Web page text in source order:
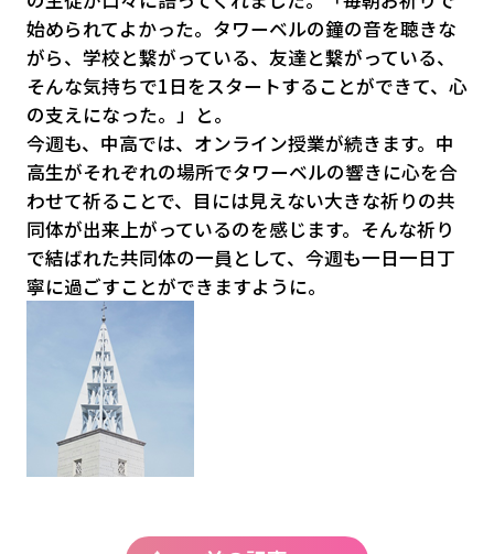
始められてよかった。タワーベルの鐘の音を聴きな
がら、学校と繋がっている、友達と繋がっている、
そんな気持ちで1日をスタートすることができて、心
の支えになった。」と。
今週も、中高では、オンライン授業が続きます。中
高生がそれぞれの場所でタワーベルの響きに心を合
わせて祈ることで、目には見えない大きな祈りの共
同体が出来上がっているのを感じます。そんな祈り
で結ばれた共同体の一員として、今週も一日一日丁
寧に過ごすことができますように。